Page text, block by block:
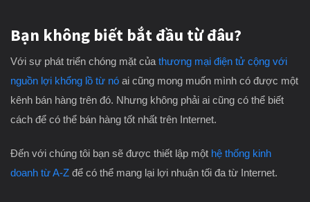
Bạn không biết bắt đầu từ đâu?
Với sự phát triển chóng mặt củathương mại điện tử cộng với
nguồn lợi khổng lồ từ nó ai cũng mong muốn mình có được một
kênh bán hàng trên đó. Nhưng không phải ai cũng có thể biết
cách để có thể bán hàng tốt nhất trên Internet.
Đến với chúng tôi bạn sẽ được thiết lập một hệ thống kinh
doanh từ A-Z để có thể mang lại lợi nhuận tối đa từ Internet.